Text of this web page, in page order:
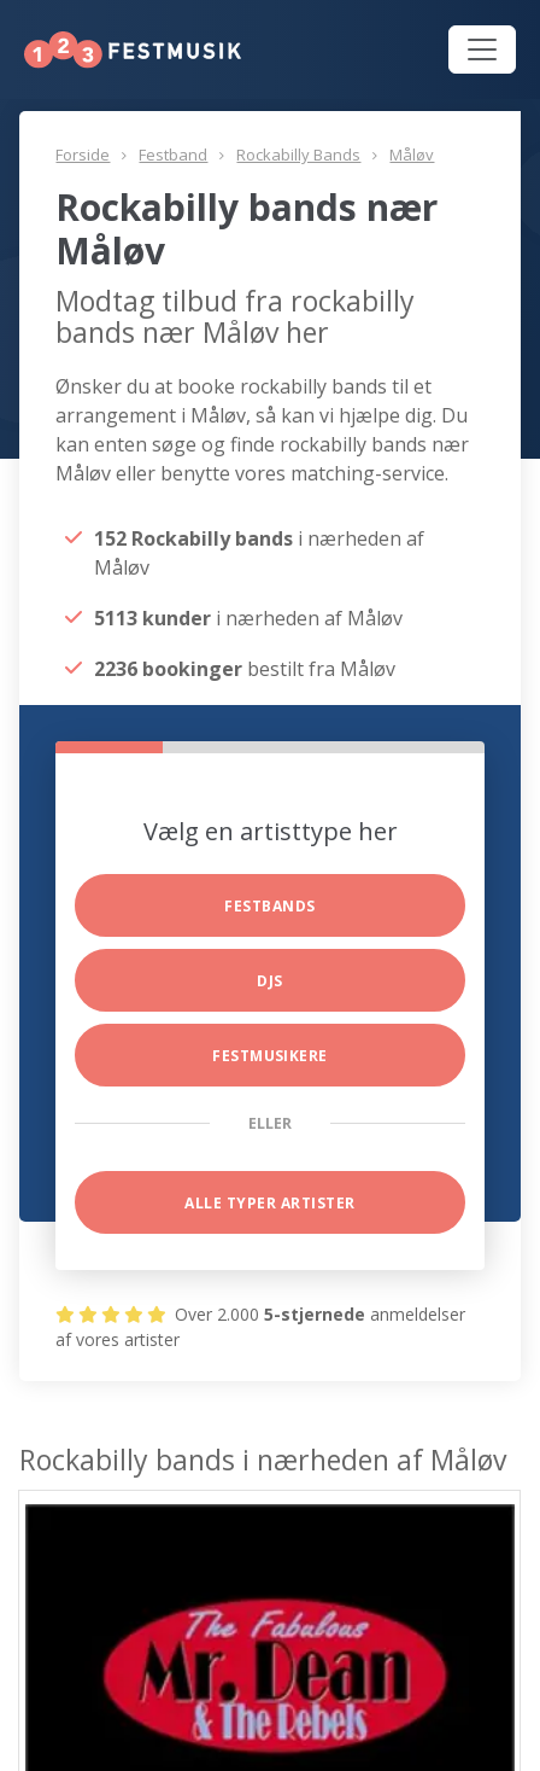
Forside Festband Rockabilly Bands Måløv
Rockabilly bands nær
Måløv
Modtag tilbud fra rockabilly
bands nær Måløv her
Ønsker du at booke rockabilly bands til et
arrangement i Måløv, så kan vi hjælpe dig. Du
kan enten søge og finde rockabilly bands nær
Måløv eller benytte vores matching-service.
152 Rockabilly bands i nærheden af
Måløv
5113 kunder i nærheden af Måløv
2236 bookinger bestilt fra Måløv
Vælg en artisttype her
FESTBANDS
DJS
FESTMUSIKERE
ELLER
ALLE TYPER ARTISTER
Over 2.0005-stjernede anmeldelser
af vores artister
Rockabilly bands i nærheden af Måløv